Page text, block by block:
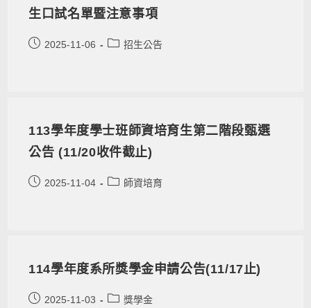
生口試名單暨注意事項
2025-11-06 招生公告
113學年度學士班師資培育生第二階段甄選
公告 (11/20收件截止)
2025-11-04 師資培育
114學年度系所獎學金申請公告(11/17止)
2025-11-03 獎學金